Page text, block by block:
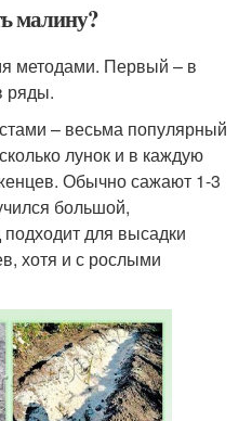
малину?
методами. Первый – в
ряды.
– весьма популярный
лунок и в каждую
Обычно сажают 1-3
большой,
для высадки
хотя и с рослыми